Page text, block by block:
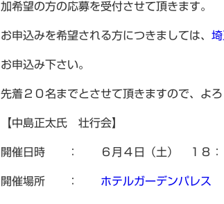
加希望の方の応募を受付させて頂きます。
お申込みを希望される方につきましては、
お申込み下さい。
先着２０名までとさせて頂きますので、よろ
【中島正太氏 壮行会】
開催日時 ： ６月４日（土） １８：
開催場所 ： ホテルガーデンパレス